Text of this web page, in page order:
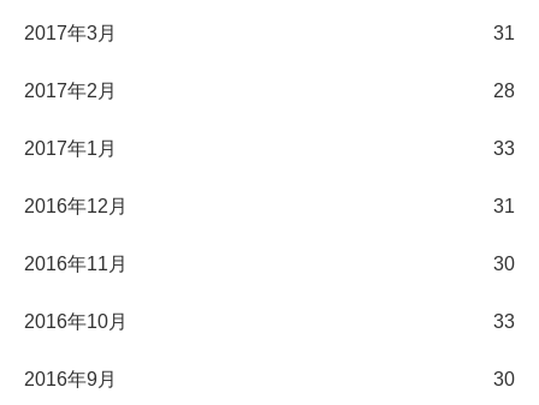
2017年3月 31
2017年2月 28
2017年1月 33
2016年12月 31
2016年11月 30
2016年10月 33
2016年9月 30